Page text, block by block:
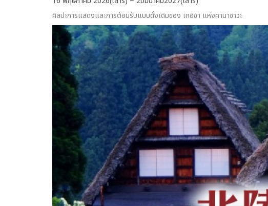
ศิลปะการแสดงและการต้อนรับแบบดั้งเดิมของ เกอิชา แห่งคานาซาวะ
more